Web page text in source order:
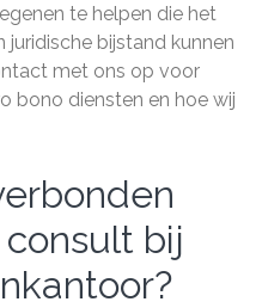
te helpen die het
bijstand kunnen
met ons op voor
bono diensten en hoe wij
bij